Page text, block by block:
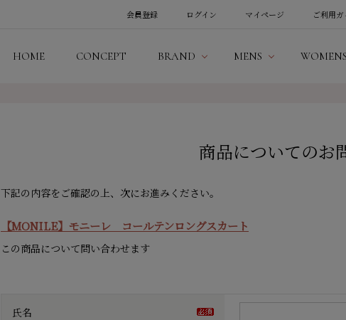
会員登録 ログイン マイページ ご利用ガ
HOME CONCEPT BRAND MENS WOMENS
商品についてのお
下記の内容をご確認の上、次にお進みください。
【MONILE】モニーレ コールテンロングスカート
この商品について問い合わせます
氏名